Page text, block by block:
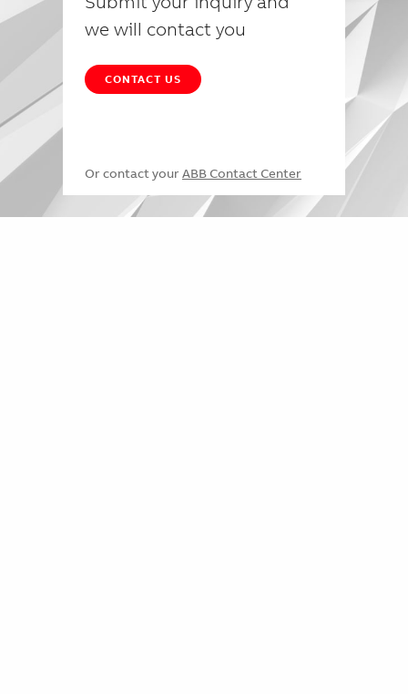
we will contact you
CONTACT US
Or contact your ABB Contact Center